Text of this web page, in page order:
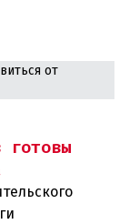
готовы